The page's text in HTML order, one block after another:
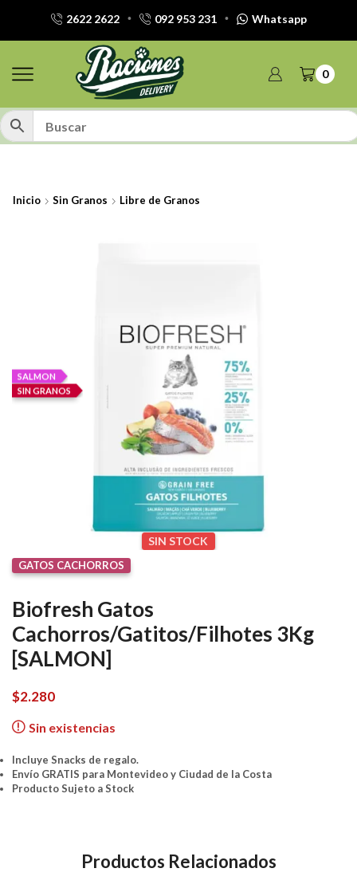
2622 2622 092 953 231 Whatsapp
0
Inicio Sin Granos Libre de Granos
SALMON
SIN GRANOS
SIN STOCK
GATOS CACHORROS
Biofresh Gatos
Cachorros/Gatitos/Filhotes 3Kg
[SALMON]
$2.280
Sin existencias
Incluye Snacks de regalo.
Envío GRATIS para Montevideo y Ciudad de la Costa
Producto Sujeto a Stock
Productos Relacionados